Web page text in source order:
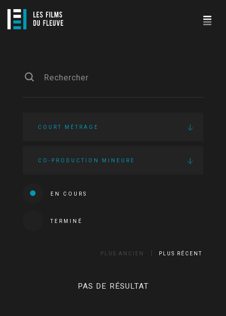
COURT MÉTRAGE
CO-PRODUCTION MINEURE
EN COURS
TERMINÉ
PLUS ANCIEN PLUS RÉCENT
PAS DE RÉSULTAT